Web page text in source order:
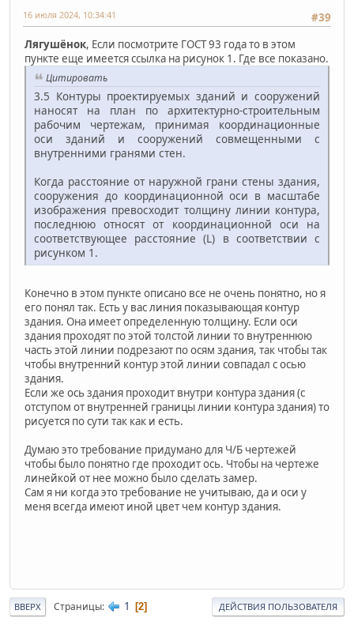
#39
16 июля 2024, 10:34:41
Лягушёнок, Если посмотрите ГОСТ 93 года то в этом
пункте еще имеется ссылка на рисунок 1. Где все показано.
Цитировать
3.5 Контуры проектируемых зданий и сооружений
наносят на план по архитектурно-строительным
рабочим чертежам, принимая координационные
оси зданий и сооружений совмещенными с
внутренними гранями стен.
Когда расстояние от наружной грани стены здания,
сооружения до координационной оси в масштабе
изображения превосходит толщину линии контура,
последнюю относят от координационной оси на
соответствующее расстояние (L) в соответствии с
рисунком 1.
Конечно в этом пункте описано все не очень понятно, но я
его понял так. Есть у вас линия показывающая контур
здания. Она имеет определенную толщину. Если оси
здания проходят по этой толстой линии то внутреннюю
часть этой линии подрезают по осям здания, так чтобы так
чтобы внутренний контур этой линии совпадал с осью
здания.
Если же ось здания проходит внутри контура здания (с
отступом от внутренней границы линии контура здания) то
рисуется по сути так как и есть.
Думаю это требование придумано для Ч/Б чертежей
чтобы было понятно где проходит ось. Чтобы на чертеже
линейкой от нее можно было сделать замер.
Сам я ни когда это требование не учитываю, да и оси у
меня всегда имеют иной цвет чем контур здания.
ВВЕРХ Страницы 1 2 ДЕЙСТВИЯ ПОЛЬЗОВАТЕЛЯ